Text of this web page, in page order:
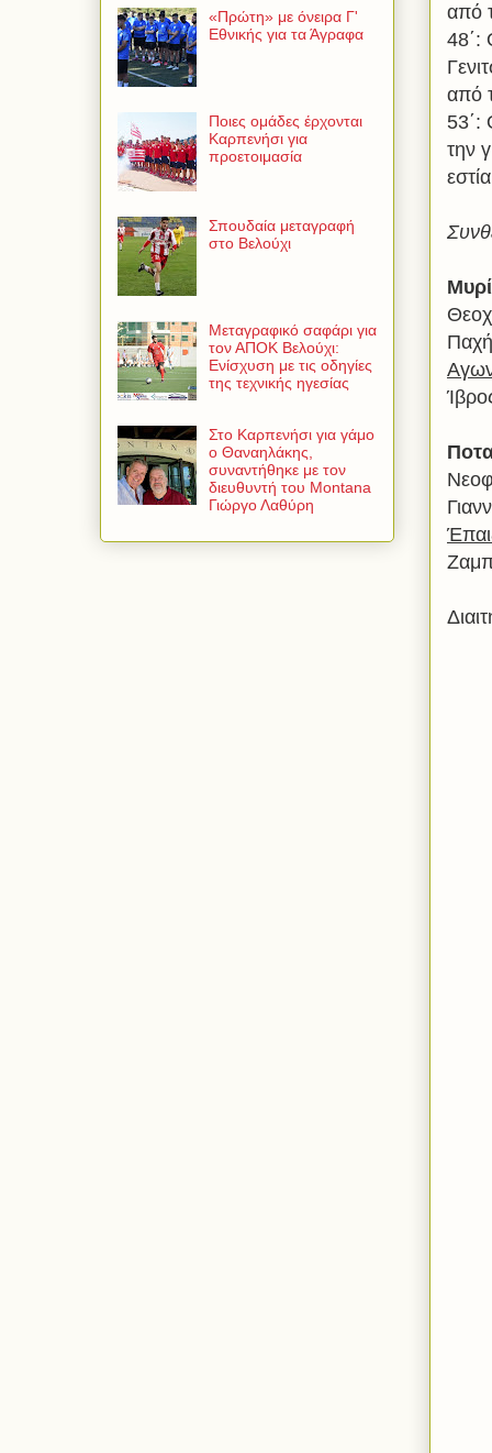
από
48΄:
από
53΄:
την
«Πρώτη» με όνειρα Γ'
Εθνικής για τα Άγραφα
Ποιες ομάδες έρχονται
Καρπενήσι για
προετοιμασία
Σπουδαία μεταγραφή
στο Βελούχι
Μεταγραφικό σαφάρι για
τον ΑΠΟΚ Βελούχι:
Ενίσχυση με τις οδηγίες
της τεχνικής ηγεσίας
Στο Καρπενήσι για γάμο
ο Θαναηλάκης,
συναντήθηκε με τον
διευθυντή του Montana
Γιώργο Λαθύρη